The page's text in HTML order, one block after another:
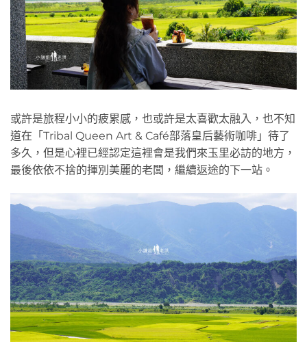
或許是旅程小小的疲累感，也或許是太喜歡太融入，也不知
道在「Tribal Queen Art & Café部落皇后藝術咖啡」待了
多久，但是心裡已經認定這裡會是我們來玉里必訪的地方，
最後依依不捨的揮別美麗的老闆，繼續返途的下一站。